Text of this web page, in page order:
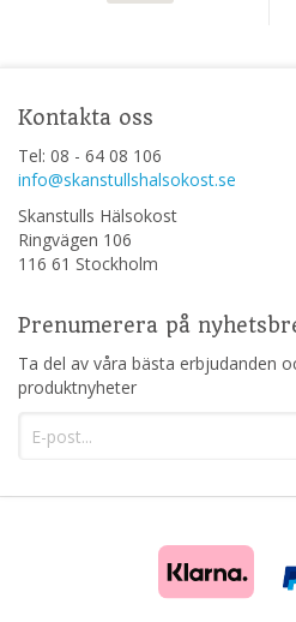
Kontakta oss
Tel: 08 - 64 08 106
info@skanstullshalsokost.se
Skanstulls Hälsokost
Ringvägen 106
116 61 Stockholm
Prenumerera på
Ta del av våra bästa erbjudanden
produktnyheter